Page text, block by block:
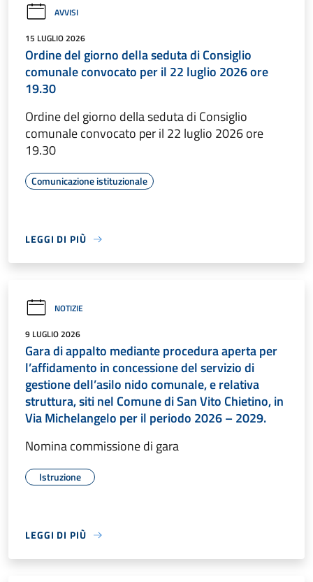
AVVISI
15 LUGLIO 2026
Ordine del giorno della seduta di Consiglio
comunale convocato per il 22 luglio 2026 ore
19.30
Ordine del giorno della seduta di Consiglio
comunale convocato per il 22 luglio 2026 ore
19.30
Comunicazione istituzionale
LEGGI DI PIÙ
NOTIZIE
9 LUGLIO 2026
Gara di appalto mediante procedura aperta per
l’affidamento in concessione del servizio di
gestione dell’asilo nido comunale, e relativa
struttura, siti nel Comune di San Vito Chietino, in
Via Michelangelo per il periodo 2026 – 2029.
Nomina commissione di gara
Istruzione
LEGGI DI PIÙ